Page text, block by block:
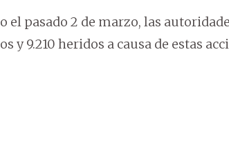
el pasado 2 de marzo, las
y 9.210 heridos a causa de estas